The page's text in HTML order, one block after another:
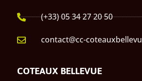
(+33) 05 34 27 20 50
contact@cc-
COTEAUX BELLEVUE